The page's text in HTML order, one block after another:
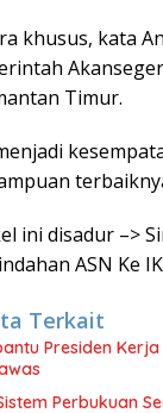
khusus, kata
Timur.
ini disadur –>
ASN Ke
Terkait
Presiden
Perbukuan